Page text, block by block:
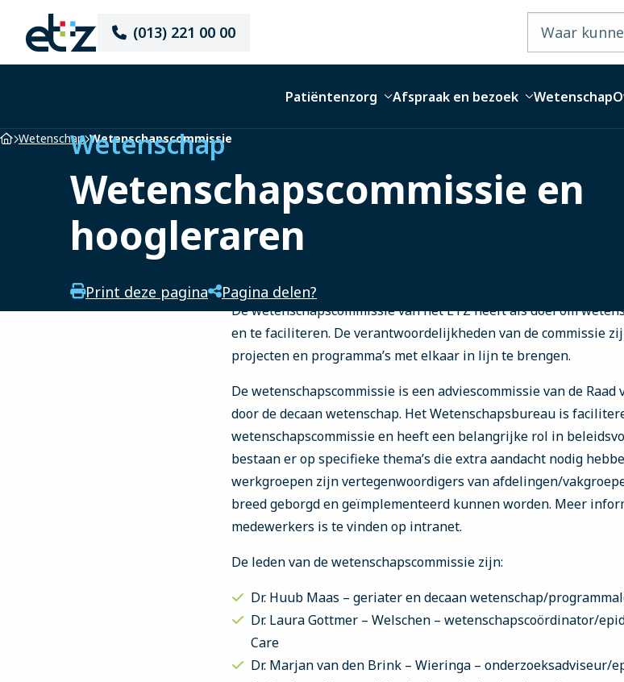
Elisabeth-
TweeSteden
Ziekenhuis
(013) 221 00 00
Patiëntenzorg Afspraak en bezoek Wetenschap
Home
Wetenschap Wetenschapscommissie
Wetenschap
Wetenschapscommissie en
hoogleraren
Print deze pagina Pagina delen?
De wetenschapscommissie van het ETZ heeft als doel om
en te faciliteren. De verantwoordelijkheden van de commissie
projecten en programma’s met elkaar in lijn te brengen.
De wetenschapscommissie is een adviescommissie van de
door de decaan wetenschap. Het Wetenschapsbureau is
wetenschapscommissie en heeft een belangrijke rol in
bestaan er op specifieke thema’s die extra aandacht nodig
werkgroepen zijn vertegenwoordigers van afdelingen/
breed geborgd en geïmplementeerd kunnen worden. Meer
medewerkers is te vinden op intranet.
De leden van de wetenschapscommissie zijn:
Dr. Huub Maas – geriater en decaan wetenschap/
Dr. Laura Gottmer – Welschen – wetenschapscoördinator/
Care
Dr. Marjan van den Brink – Wieringa – onderzoeksadviseur/